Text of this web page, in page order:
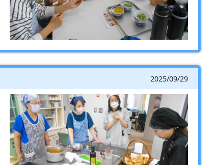
2025/09/29